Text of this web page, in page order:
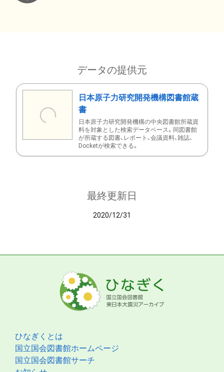
データの提供元
日本原子力研究開発機構図書館蔵
書
日本原子力研究開発機構の中央図書館所蔵資
料を対象とした検索データベース。同図書館
が所蔵する図書、レポート、会議資料、雑誌、
Docketが検索できる。
最終更新日
2020/12/31
ひなぎくとは
国立国会図書館ホームページ
国立国会図書館サーチ